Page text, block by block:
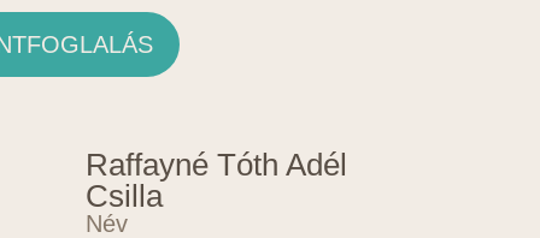
Raffayné Tóth Adél
Csilla
Név